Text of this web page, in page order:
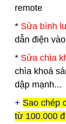
remote
* Sửa bình
dẫn điện
* Sửa chìa
chìa khoá
dập mạnh...
+ Sao chép
từ 100.000